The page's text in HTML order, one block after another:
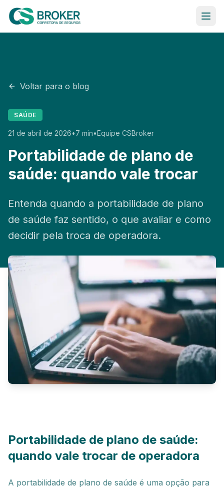
Ir para o conteúdo
Seguro
Estratégias Financeiras
Sobre Nós
Solicitar Cotação
Voltar para o blog
SAÚDE
21 de abril de 2026•7 min•Equipe CSBroker
Portabilidade de plano de
saúde: quando vale trocar
Entenda quando a portabilidade de plano
de saúde faz sentido, o que avaliar e como
decidir pela troca de operadora.
Portabilidade de plano de saúde:
quando vale trocar de operadora
A portabilidade de plano de saúde é uma opção para